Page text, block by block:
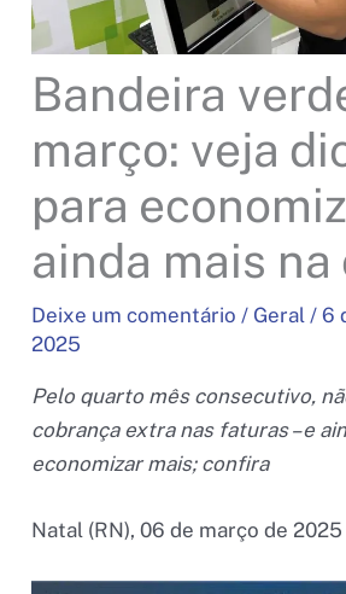
Bandeira
março: veja
para
ainda mais na
Deixe um comentário / Geral /6
2025
Pelo quarto mês consecutivo,
cobrança extra nas faturas – e
economizar mais; confira
Natal (RN), 06 de março de 2025